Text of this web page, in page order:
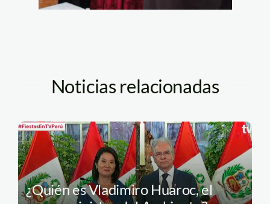
Noticias relacionadas
¿Quién es Vladimiro Huaroc, el